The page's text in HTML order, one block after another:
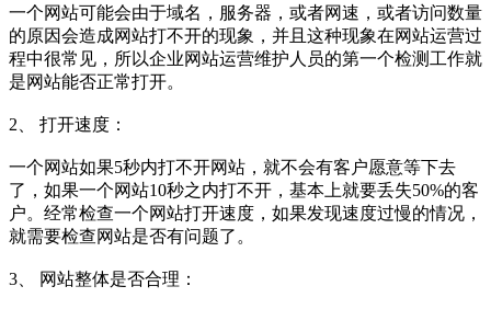
一个网站可能会由于域名，服务器，或者网速，或者访问数量
的原因会造成网站打不开的现象，并且这种现象在网站运营过
程中很常见，所以企业网站运营维护人员的第一个检测工作就
是网站能否正常打开。
2、 打开速度：
一个网站如果5秒内打不开网站，就不会有客户愿意等下去
了，如果一个网站10秒之内打不开，基本上就要丢失50%的客
户。经常检查一个网站打开速度，如果发现速度过慢的情况，
就需要检查网站是否有问题了。
3、 网站整体是否合理：